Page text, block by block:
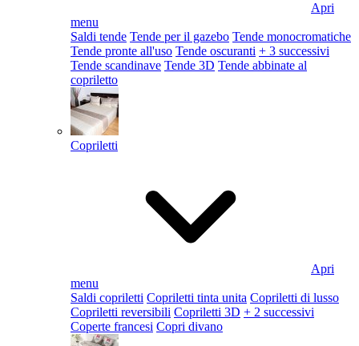
Apri
menu
Saldi tende Tende per il gazebo Tende monocromatiche
Tende pronte all'uso Tende oscuranti + 3 successivi
Tende scandinave Tende 3D Tende abbinate al
copriletto
Copriletti
Apri
menu
Saldi copriletti Copriletti tinta unita Copriletti di lusso
Copriletti reversibili Copriletti 3D + 2 successivi
Coperte francesi Copri divano